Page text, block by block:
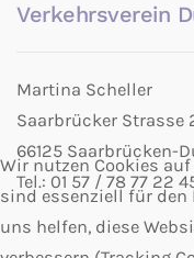
Verkehrsverein
Martina Scheller
Saarbrücker Strasse
66125 Saarbrücken-
Tel.: 01 57 / 78 77 22
Wir nutzen Cookies
sind essenziell für den
uns helfen, diese